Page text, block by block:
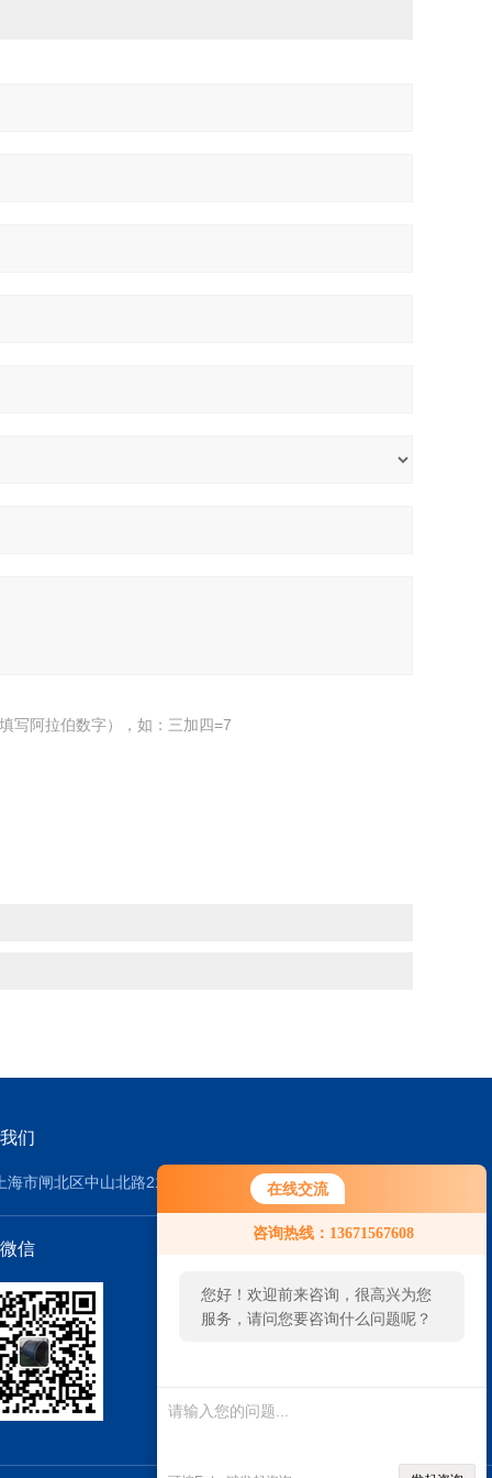
在线交流
咨询热线：13671567608
您好！欢迎前来咨询，很高兴为您
服务，请问您要咨询什么问题呢？
好，
看您
很久
写阿拉伯数字），如：三加四=7
们
上海市闸北区中山北路219号
信